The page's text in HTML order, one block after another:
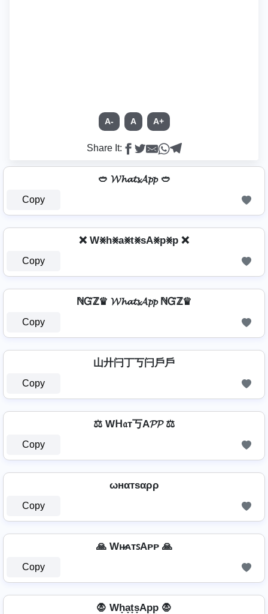
A- A A+
Share It:
🥙 𝓦𝓱𝓪𝓽𝓼𝓐𝓹𝓹 🥙
Copy
❌ W⨳h⨳a⨳t⨳sA⨳p⨳p ❌
Copy
ℕᏳℤ♛ 𝓦𝓱𝓪𝓽𝓼𝓐𝓹𝓹 ℕᏳℤ♛
Copy
山廾闩丁丂闩戶戶
Copy
⚖️ Wᕼ𝔞т丂A𝓟𝓟 ⚖️
Copy
ωнαтѕαρρ
Copy
🙏 Wʜ̷ᴀᴛꜱAᴘᴘ 🙏
Copy
🧛 Wh̟a̟t̟s̟Ap̟p̟ 🧛